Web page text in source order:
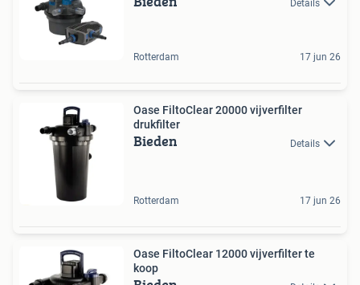
Details
Rotterdam 17 jun 26
Oase FiltoClear 20000 vijverfilter
drukfilter
Bieden Details
Rotterdam 17 jun 26
Oase FiltoClear 12000 vijverfilter te
koop